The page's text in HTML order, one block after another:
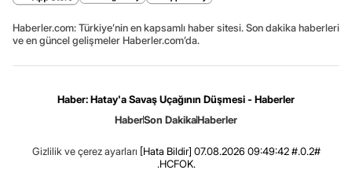
Haberler.com: Türkiye’nin en kapsamlı haber sitesi. Son dakika haberleri
ve en güncel gelişmeler Haberler.com’da.
Haber: Hatay'a Savaş Uçağının Düşmesi - Haberler
HaberSon DakikaHaberler
Gizlilik ve çerez ayarları [Hata Bildir] 07.08.2026 09:49:42 #.0.2#
.HCFOK.